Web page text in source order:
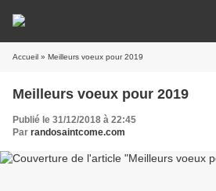
Accueil » Meilleurs voeux pour 2019
Meilleurs voeux pour 2019
Publié le 31/12/2018 à 22:45
Par randosaintcome.com